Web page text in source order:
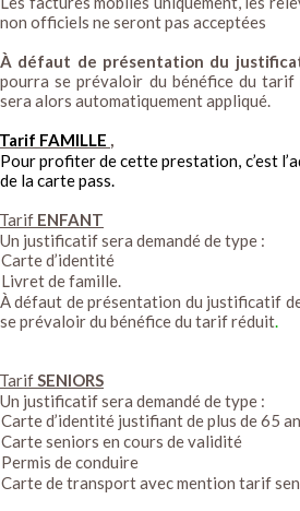
non officiels ne seront pas acceptées
À défaut de présentation du
pourra se prévaloir du bénéfice du tarif
sera alors automatiquement appliqué.
Tarif FAMILLE
Pour profiter de cette prestation, c’est
de la carte pass.
Tarif ENFANT
Un justificatif sera demandé de type :
Carte d’identité
Livret de famille.
À défaut de présentation du justificatif
se prévaloir du bénéfice du tarif réduit
Tarif SENIORS
Un justificatif sera demandé de type :
Carte d’identité justifiant de plus de 65
Carte seniors en cours de validité
Permis de conduire
Carte de transport avec mention tarif